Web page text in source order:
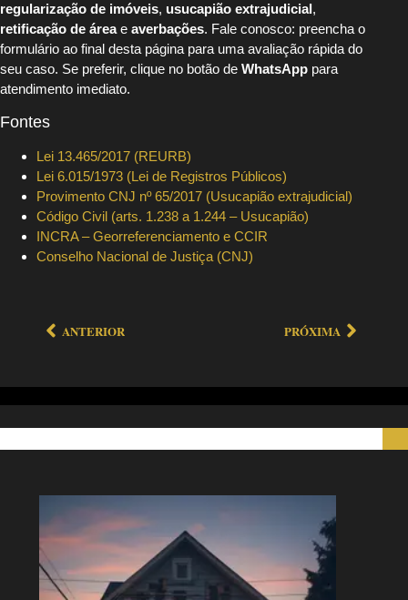
regularização de imóveis, usucapião extrajudicial,
retificação de áreae averbações. Fale conosco: preencha o
formulário ao final desta página para uma avaliação rápida do
seu caso. Se preferir, clique no botão de WhatsApp para
atendimento imediato.
Fontes
Lei 13.465/2017 (REURB)
Lei 6.015/1973 (Lei de Registros Públicos)
Provimento CNJ nº 65/2017 (Usucapião extrajudicial)
Código Civil (arts. 1.238 a 1.244 – Usucapião)
INCRA – Georreferenciamento e CCIR
Conselho Nacional de Justiça (CNJ)
ANTERIOR PRÓXIMA